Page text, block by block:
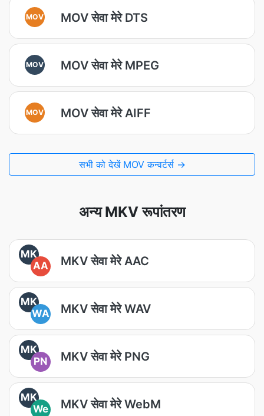
MOV MOV सेवा मेरे DTS
MOV MOV सेवा मेरे MPEG
MOV MOV सेवा मेरे AIFF
सभी को देखें MOV कन्वर्टर्स →
अन्य MKV रूपांतरण
MK
AA
MKV सेवा मेरे AAC
MK
WA
MKV सेवा मेरे WAV
MK
PN
MKV सेवा मेरे PNG
MK
We
MKV सेवा मेरे WebM